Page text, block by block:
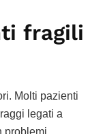
fragili
Molti pazienti
legati a
problemi